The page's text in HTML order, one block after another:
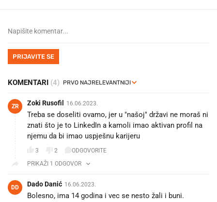
PRIJAVITE SE
KOMENTARI (4)
ZR Zoki Rusofil 16.06.2023.
Treba se doseliti ovamo, jer u "našoj" državi ne moraš ni
znati što je to LinkedIn a kamoli imao aktivan profil na
njemu da bi imao uspješnu karijeru
3 2
ODGOVORITE
PRIKAŽI 1 ODGOVOR
DD Dado Danić 16.06.2023.
Bolesno, ima 14 godina i vec se nesto žali i buni.